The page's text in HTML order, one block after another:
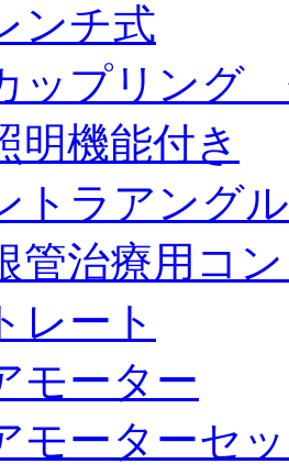
ンチ式
ップリング
明機能付き
トラアングル
管治療用コ
レート
モーター
モーターセ